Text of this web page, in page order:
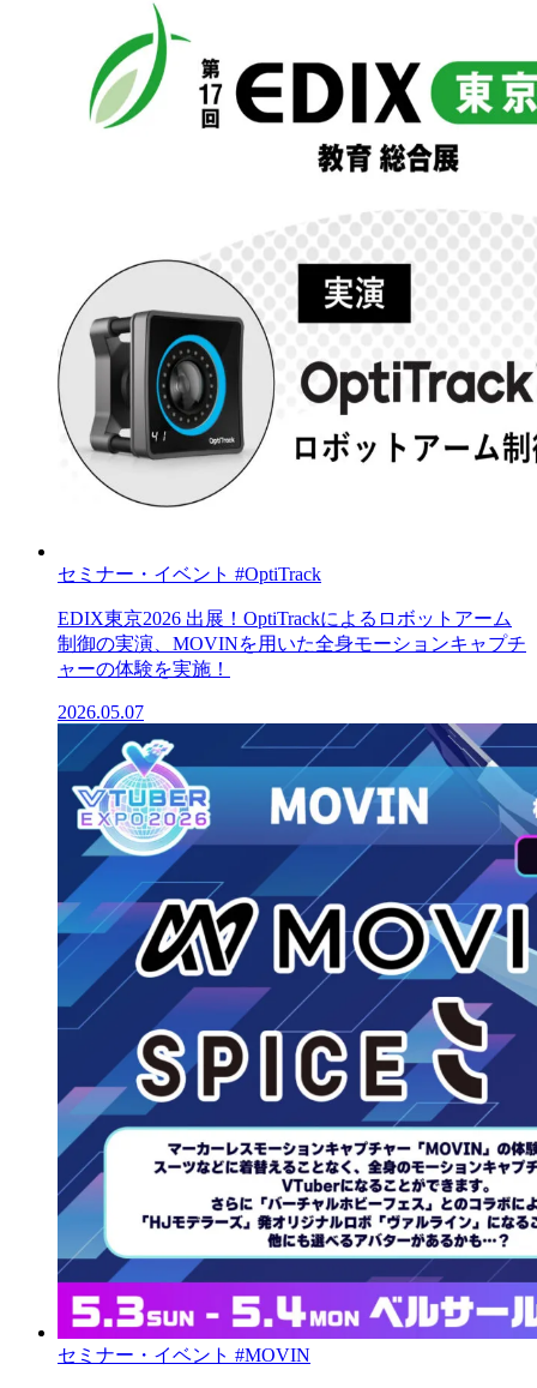
セミナー・イベント #OptiTrack
EDIX東京2026 出展！OptiTrackによるロボットアーム
制御の実演、MOVINを用いた全身モーションキャプチ
ャーの体験を実施！
2026.05.07
セミナー・イベント #MOVIN